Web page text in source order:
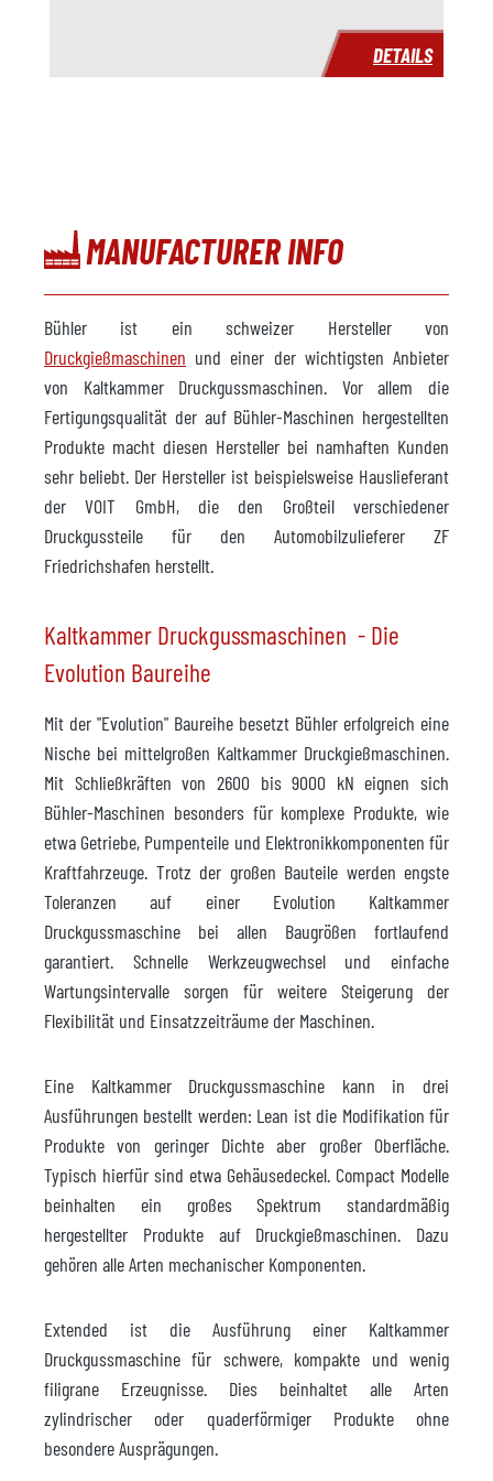
auf Anfrage
DETAILS
MANUFACTURER INFO
Bühler ist ein schweizer Hersteller von
Druckgießmaschinen und einer der wichtigsten Anbieter
von Kaltkammer Druckgussmaschinen. Vor allem die
Fertigungsqualität der auf Bühler-Maschinen hergestellten
Produkte macht diesen Hersteller bei namhaften Kunden
sehr beliebt. Der Hersteller ist beispielsweise Hauslieferant
der VOIT GmbH, die den Großteil verschiedener
Druckgussteile für den Automobilzulieferer ZF
Friedrichshafen herstellt.
Kaltkammer Druckgussmaschinen - Die
Evolution Baureihe
Mit der "Evolution" Baureihe besetzt Bühler erfolgreich eine
Nische bei mittelgroßen Kaltkammer Druckgießmaschinen.
Mit Schließkräften von 2600 bis 9000 kN eignen sich
Bühler-Maschinen besonders für komplexe Produkte, wie
etwa Getriebe, Pumpenteile und Elektronikkomponenten für
Kraftfahrzeuge. Trotz der großen Bauteile werden engste
Toleranzen auf einer Evolution Kaltkammer
Druckgussmaschine bei allen Baugrößen fortlaufend
garantiert. Schnelle Werkzeugwechsel und einfache
Wartungsintervalle sorgen für weitere Steigerung der
Flexibilität und Einsatzzeiträume der Maschinen.
Eine Kaltkammer Druckgussmaschine kann in drei
Ausführungen bestellt werden: Lean ist die Modifikation für
Produkte von geringer Dichte aber großer Oberfläche.
Typisch hierfür sind etwa Gehäusedeckel. Compact Modelle
beinhalten ein großes Spektrum standardmäßig
hergestellter Produkte auf Druckgießmaschinen. Dazu
gehören alle Arten mechanischer Komponenten.
Extended ist die Ausführung einer Kaltkammer
Druckgussmaschine für schwere, kompakte und wenig
filigrane Erzeugnisse. Dies beinhaltet alle Arten
zylindrischer oder quaderförmiger Produkte ohne
besondere Ausprägungen.